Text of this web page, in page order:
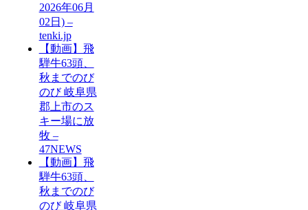
2026年06月
02日) –
tenki.jp
【動画】飛
騨牛63頭、
秋までのび
のび 岐阜県
郡上市のス
キー場に放
牧 –
47NEWS
【動画】飛
騨牛63頭、
秋までのび
のび 岐阜県